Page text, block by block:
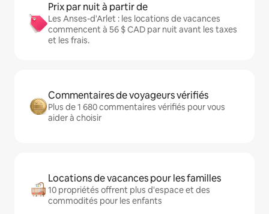
Prix par nuit à partir de
Les Anses-d'Arlet : les locations de vacances
commencent à 56 $ CAD par nuit avant les taxes
et les frais.
Commentaires de voyageurs vérifiés
Plus de 1 680 commentaires vérifiés pour vous
aider à choisir
Locations de vacances pour les familles
10 propriétés offrent plus d'espace et des
commodités pour les enfants